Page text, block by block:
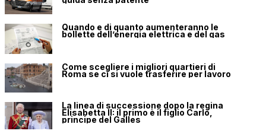
Quando e di quanto aumenteranno le
bollette dell’energia elettrica e del gas
Come scegliere i migliori quartieri di
Roma se ci si vuole trasferire per lavoro
La linea di successione dopo la regina
Elisabetta II: il primo è il figlio Carlo,
principe del Galles